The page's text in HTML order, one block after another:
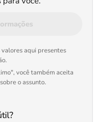
aqui presentes
você também aceita
o assunto.